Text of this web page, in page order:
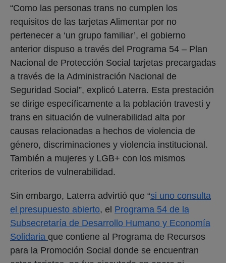
“Como las personas trans no cumplen los
requisitos de las tarjetas Alimentar por no
pertenecer a ‘un grupo familiar’, el gobierno
anterior dispuso a través del Programa 54 – Plan
Nacional de Protección Social tarjetas precargadas
a través de la Administración Nacional de
Seguridad Social”, explicó Laterra. Esta prestación
se dirige específicamente a la población travesti y
trans en situación de vulnerabilidad alta por
causas relacionadas a hechos de violencia de
género, discriminaciones y violencia institucional.
También a mujeres y LGB+ con los mismos
criterios de vulnerabilidad.
Sin embargo, Laterra advirtió que “si uno consulta
el presupuesto abierto, el Programa 54 de la
Subsecretaría de Desarrollo Humano y Economía
Solidaria que contiene al Programa de Recursos
para la Promoción Social donde se encuentran